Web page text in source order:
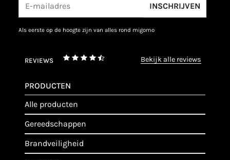
INSCHRIJVEN
als eerste op de hoogte zijn van alles rond migomo
REVIEWS bekijk alle reviews
PRODUCTEN
alle producten
gereedschappen
brandveiligheid